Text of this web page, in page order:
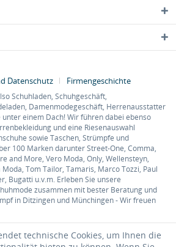
Datenschutz Firmengeschichte
Schuhladen, Schuhgeschäft,
Damenmodegeschäft, Herrenausstatter
einem Dach! Wir führen dabei ebenso
und eine Riesenauswahl
sowie Taschen, Strümpfe und
100 Marken darunter Street-One, Comma,
and More, Vero Moda, Only, Wellensteyn,
Moda, Tom Tailor, Tamaris, Marco Tozzi, Paul
Bugatti u.v.m. Erleben Sie unsere
zusammen mit bester Beratung und
in Ditzingen und Münchingen - Wir freuen
technische Cookies, um Ihnen die